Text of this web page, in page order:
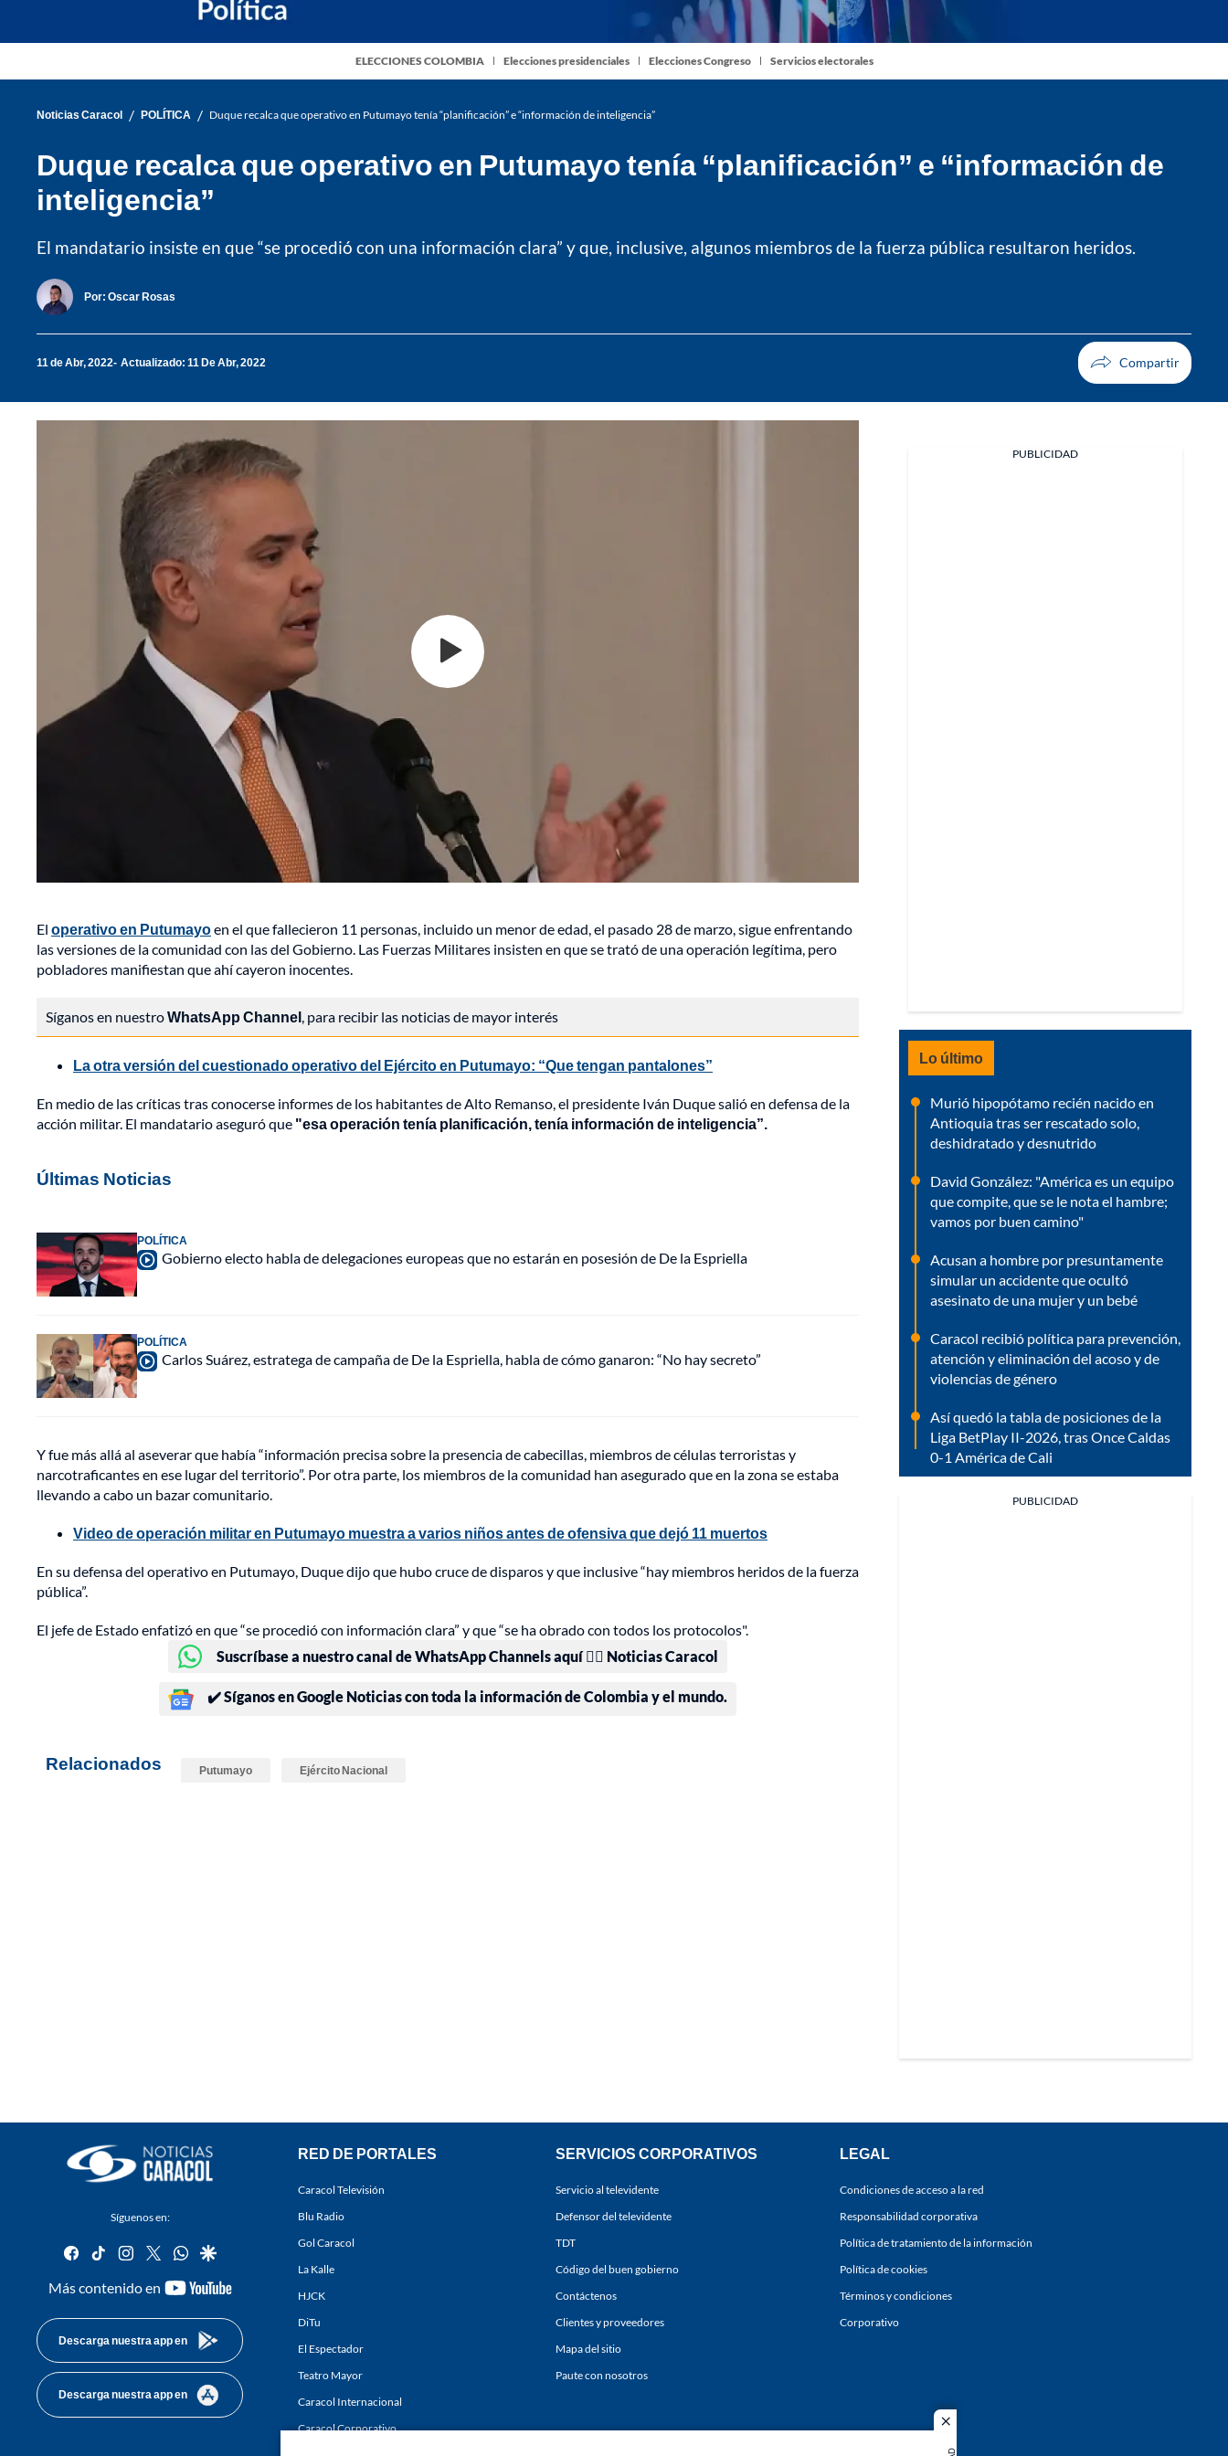
close
ELECCIONES COLOMBIA Elecciones presidenciales Elecciones Congreso Servicios electorales
Noticias Caracol / POLÍTICA / Duque recalca que operativo en Putumayo tenía “planificación” e “información de inteligencia”
Duque recalca que operativo en Putumayo tenía “planificación” e “información de
inteligencia”
El mandatario insiste en que “se procedió con una información clara” y que, inclusive, algunos miembros de la fuerza pública resultaron heridos.
Por: Oscar Rosas
11 de Abr, 2022 Actualizado: 11 De Abr, 2022
El operativo en Putumayoen el que fallecieron 11 personas, incluido un menor de edad, el pasado 28 de marzo, sigue enfrentando
las versiones de la comunidad con las del Gobierno. Las Fuerzas Militares insisten en que se trató de una operación legítima, pero
pobladores manifiestan que ahí cayeron inocentes.
Síganos en nuestroWhatsApp Channel, para recibir las noticias de mayor interés
La otra versión del cuestionado operativo del Ejército en Putumayo: “Que tengan pantalones”
En medio de las críticas tras conocerse informes de los habitantes de Alto Remanso, el presidente Iván Duque salió en defensa de la
acción militar. El mandatario aseguró que "esa operación tenía planificación, tenía información de inteligencia”.
Últimas Noticias
POLÍTICA
Gobierno electo habla de delegaciones europeas que no estarán en posesión de De la Espriella
POLÍTICA
Carlos Suárez, estratega de campaña de De la Espriella, habla de cómo ganaron: “No hay secreto”
Y fue más allá al aseverar que había “información precisa sobre la presencia de cabecillas, miembros de células terroristas y
narcotraficantes en ese lugar del territorio”. Por otra parte, los miembros de la comunidad han asegurado que en la zona se estaba
llevando a cabo un bazar comunitario.
Video de operación militar en Putumayo muestra a varios niños antes de ofensiva que dejó 11 muertos
En su defensa del operativo en Putumayo, Duque dijo que hubo cruce de disparos y que inclusive “hay miembros heridos de la fuerza
pública”.
El jefe de Estado enfatizó en que “se procedió con información clara” y que “se ha obrado con todos los protocolos".
Suscríbase a nuestro canal de WhatsApp Channels aquí 👉🏻 Noticias Caracol
✔️ Síganos en Google Noticias con toda la información de Colombia y el mundo.
Relacionados Putumayo Ejército Nacional
PUBLICIDAD
Lo último
Murió hipopótamo recién nacido en
Antioquia tras ser rescatado solo,
deshidratado y desnutrido
David González: "América es un equipo
que compite, que se le nota el hambre;
vamos por buen camino"
Acusan a hombre por presuntamente
simular un accidente que ocultó
asesinato de una mujer y un bebé
Caracol recibió política para prevención,
atención y eliminación del acoso y de
violencias de género
Así quedó la tabla de posiciones de la
Liga BetPlay II-2026, tras Once Caldas
0-1 América de Cali
PUBLICIDAD
Síguenos en:
facebook
tiktok instagram
twitterwhatsapp
google
Más contenido en
youtube-
Descarga nuestra app en
Descarga nuestra app en
RED DE PORTALES
Caracol Televisión
Blu Radio
Gol Caracol
La Kalle
HJCK
DiTu
El Espectador
Teatro Mayor
Caracol Internacional
Caracol Corporativo
SERVICIOS CORPORATIVOS
Servicio al televidente
Defensor del televidente
TDT
Código del buen gobierno
Contáctenos
Clientes y proveedores
Mapa del sitio
Paute con nosotros
LEGAL
Condiciones de acceso a la red
Responsabilidad corporativa
Política de tratamiento de la información
Política de cookies
Términos y condiciones
Corporativo